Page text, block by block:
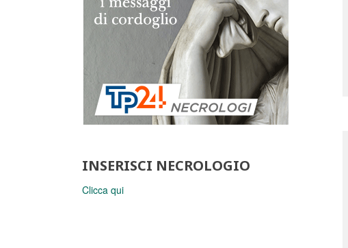
INSERISCI NECROLOGIO
Clicca qui